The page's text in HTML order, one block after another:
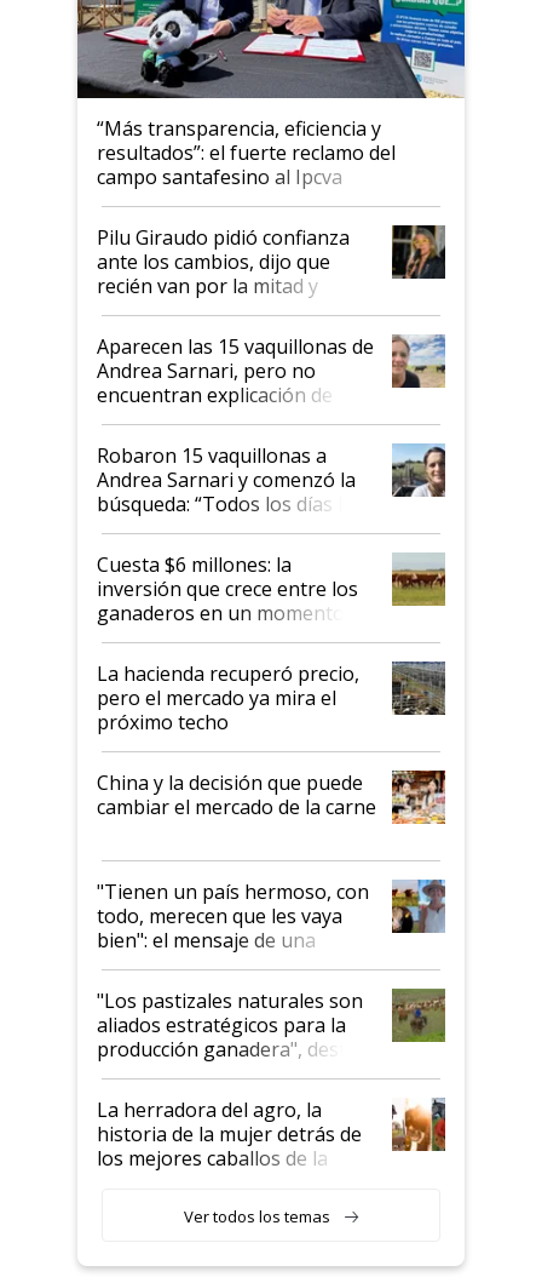
“Más transparencia, eficiencia y
resultados”: el fuerte reclamo del
campo santafesino al Ipcva
Pilu Giraudo pidió confianza
ante los cambios, dijo que
recién van por la mitad y
destacó que exportar dejó de
ser "para unos pocos":
"Tenemos un mandato muy
claro del gobierno nacional"
Aparecen las 15 vaquillonas de
Andrea Sarnari, pero no
encuentran explicación de
cómo llegaron allí
Robaron 15 vaquillonas a
Andrea Sarnari y comenzó la
búsqueda: “Todos los días le
toca a algún productor”
Cuesta $6 millones: la
inversión que crece entre los
ganaderos en un momento
histórico para la actividad
La hacienda recuperó precio,
pero el mercado ya mira el
próximo techo
China y la decisión que puede
cambiar el mercado de la carne
"Tienen un país hermoso, con
todo, merecen que les vaya
bien": el mensaje de una
ganadera uruguaya sobre las
oportunidades que se abren
para el agro en Argentina, con
foco en la carne
"Los pastizales naturales son
aliados estratégicos para la
producción ganadera", destaca
la iniciativa que ya reúne a 46
establecimientos en Argentina
La herradora del agro, la
historia de la mujer detrás de
los mejores caballos de la
todavía hacen sufrir a estos
animales: "Mientras me
Ver todos los temas